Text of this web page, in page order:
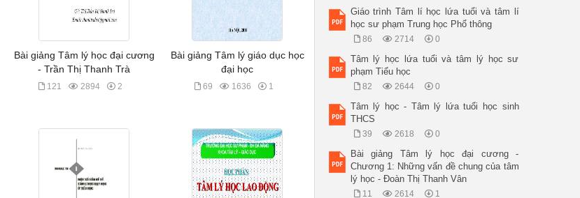
Bài giảng Tâm lý học đại cương
- Trần Thị Thanh Trà
121 2894 2
Bài giảng Tâm lý giáo dục học
đại học
69 1636 1
Giáo trình Tâm lí học lứa tuổi và tâm lí
học sư phạm Trung học Phổ thông
86 2714 0
Tâm lý học lứa tuổi và tâm lý học sư
phạm Tiểu học
82 2644 0
Tâm lý học - Tâm lý lứa tuổi học sinh
THCS
39 2618 0
Bài giảng Tâm lý học đại cương -
Chương 1: Những vấn đề chung của tâm
lý học - Đoàn Thị Thanh Vân
11 2614 1